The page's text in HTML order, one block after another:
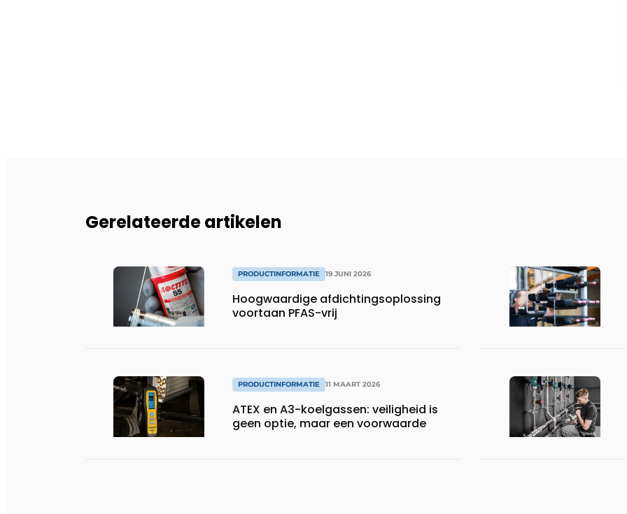
Gerelateerde artikelen
PRODUCTINFORMATIE 19 JUNI 2026
Hoogwaardige afdichtingsoplossing
voortaan PFAS-vrij
PRODUCTINFORMATIE 11 MAART 2026
ATEX en A3-koelgassen: veiligheid is
geen optie, maar een voorwaarde